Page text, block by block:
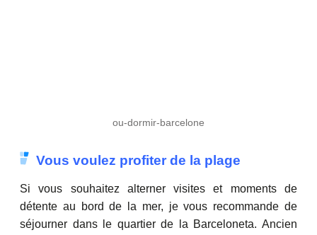
ou-dormir-barcelone
Vous voulez profiter de la plage
Si vous souhaitez alterner visites et moments de
détente au bord de la mer, je vous recommande de
séjourner dans le quartier de la Barceloneta. Ancien